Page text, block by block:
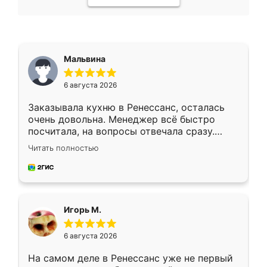
Мальвина
6 августа 2026
Заказывала кухню в Ренессанс, осталась
очень довольна. Менеджер всё быстро
посчитала, на вопросы отвечала сразу.
Замерщик приехал в субботу, подошёл к
делу со всей ответственностью. Собрали
за день, ребята работали аккуратно, даже
Читать полностью
Игорь М.
6 августа 2026
На самом деле в Ренессанс уже не первый